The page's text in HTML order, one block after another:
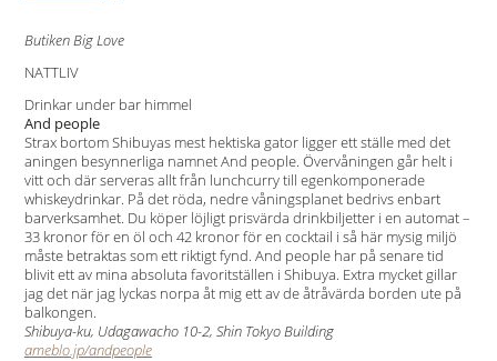
Butiken Big Love
NATTLIV
Drinkar under bar himmel
And people
Strax bortom Shibuyas mest hektiska gator ligger ett ställe med det
aningen besynnerliga namnet And people. Övervåningen går helt i
vitt och där serveras allt från lunchcurry till egenkomponerade
whiskeydrinkar. På det röda, nedre våningsplanet bedrivs enbart
barverksamhet. Du köper löjligt prisvärda drinkbiljetter i en automat –
33 kronor för en öl och 42 kronor för en cocktail i så här mysig miljö
måste betraktas som ett riktigt fynd. And people har på senare tid
blivit ett av mina absoluta favoritställen i Shibuya. Extra mycket gillar
jag det när jag lyckas norpa åt mig ett av de åtråvärda borden ute på
balkongen.
Shibuya-ku, Udagawacho 10-2, Shin Tokyo Building
ameblo.jp/andpeople